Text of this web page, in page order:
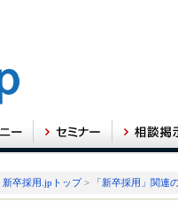
新卒採用.jpトップ> 「新卒採用」関連